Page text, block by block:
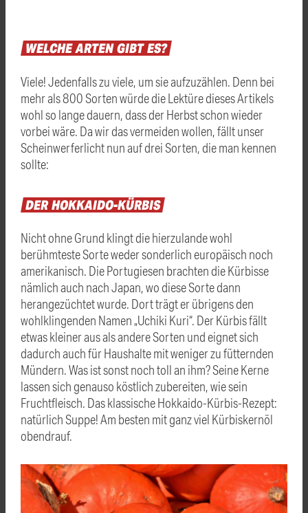
WELCHEARTENGIBTES?
Viele! Jedenfalls zu viele, um sie aufzuzählen. Denn bei
mehr als 800 Sorten würde die Lektüre dieses Artikels
wohl so lange dauern, dass der Herbst schon wieder
vorbei wäre. Da wir das vermeiden wollen, fällt unser
Scheinwerferlicht nun auf drei Sorten, die man kennen
sollte:
DERHOKKAIDO-KÜRBIS
Nicht ohne Grund klingt die hierzulande wohl
berühmteste Sorte weder sonderlich europäisch noch
amerikanisch. Die Portugiesen brachten die Kürbisse
nämlich auch nach Japan, wo diese Sorte dann
herangezüchtet wurde. Dort trägt er übrigens den
wohlklingenden Namen „Uchiki Kuri“. Der Kürbis fällt
etwas kleiner aus als andere Sorten und eignet sich
dadurch auch für Haushalte mit weniger zu fütternden
Mündern. Was ist sonst noch toll an ihm? Seine Kerne
lassen sich genauso köstlich zubereiten, wie sein
Fruchtfleisch. Das klassische Hokkaido-Kürbis-Rezept:
natürlich Suppe! Am besten mit ganz viel Kürbiskernöl
obendrauf.